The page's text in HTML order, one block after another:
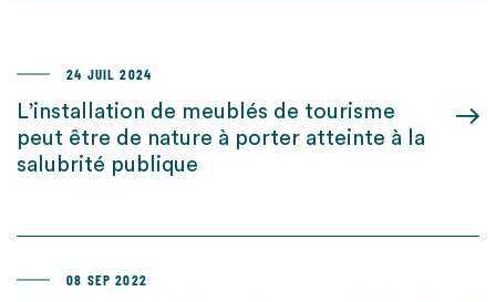
24 JUIL 2024
L’installation de meublés de tourisme
peut être de nature à porter atteinte à la
salubrité publique
08 SEP 2022